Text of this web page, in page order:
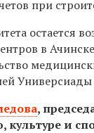
при
остается
в
Универсиады
,
культуре и